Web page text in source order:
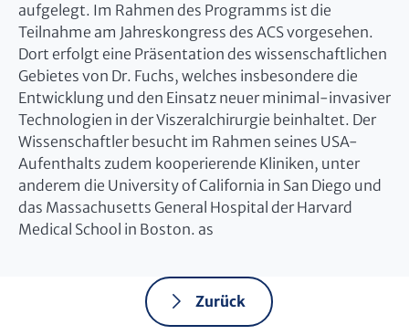
aufgelegt. Im Rahmen des Programms ist die
Teilnahme am Jahreskongress des ACS vorgesehen.
Dort erfolgt eine Präsentation des wissenschaftlichen
Gebietes von Dr. Fuchs, welches insbesondere die
Entwicklung und den Einsatz neuer minimal-invasiver
Technologien in der Viszeralchirurgie beinhaltet. Der
Wissenschaftler besucht im Rahmen seines USA-
Aufenthalts zudem kooperierende Kliniken, unter
anderem die University of California in San Diego und
das Massachusetts General Hospital der Harvard
Medical School in Boston. as
Zurück